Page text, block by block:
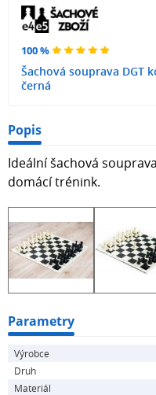
100 %
Šachová souprava DGT
černá
Popis
Ideální šachová
domácí trénink.
Parametry
Výrobce
Druh
Materiál